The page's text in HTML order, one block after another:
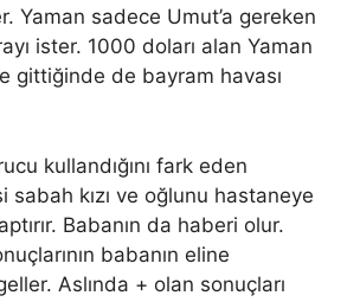
Yaman sadece Umut’a gereken
ister. 1000 doları alan Yaman
gittiğinde de bayram havası
kullandığını fark eden
sabah kızı ve oğlunu hastaneye
Babanın da haberi olur.
babanın eline
Aslında + olan sonuçları